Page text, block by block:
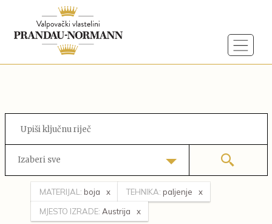
Izaberi sve
MATERIJAL: boja TEHNIKA: paljenje
MJESTO IZRADE: Austrija